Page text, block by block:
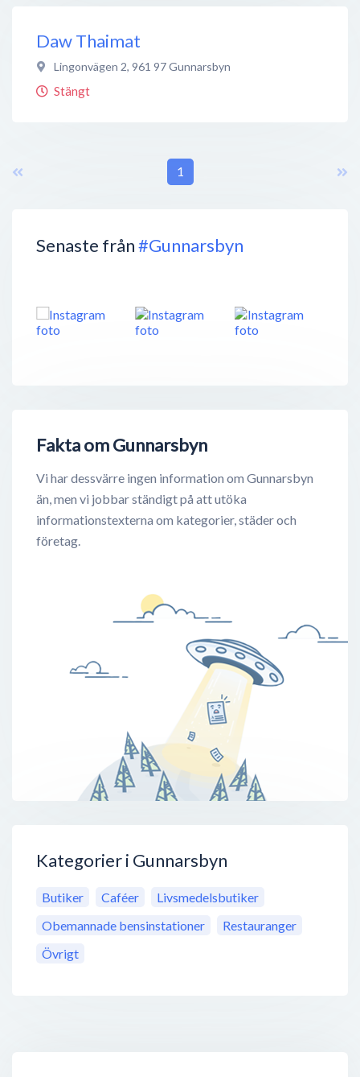
Senaste från#Gunnarsbyn
Fakta om Gunnarsbyn
Vi har dessvärre ingen information om Gunnarsbyn
än, men vi jobbar ständigt på att utöka
informationstexterna om kategorier, städer och
företag.
Kategorier i Gunnarsbyn
Butiker Caféer
Livsmedelsbutiker
Obemannade bensinstationer
Restauranger
Övrigt
Daw Thaimat
Lingonvägen 2, 961 97Gunnarsbyn
Stängt
1